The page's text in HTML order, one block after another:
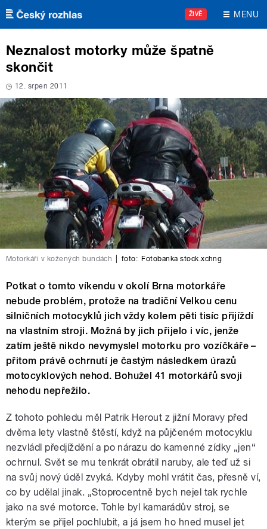
Přejít k hlavnímu obsahu
ŽIVĚ MENU
Neznalost motorky může špatně
skončit
12. srpen 2011
Motorkáři v kožených bundách foto: Fotobanka stock.xchng
Potkat o tomto víkendu v okolí Brna motorkáře
nebude problém, protože na tradiční Velkou cenu
silničních motocyklů jich vždy kolem pěti tisíc přijíždí
na vlastním stroji. Možná by jich přijelo i víc, jenže
zatím ještě nikdo nevymyslel motorku pro vozíčkáře –
přitom právě ochrnutí je častým následkem úrazů
motocyklových nehod. Bohužel 41 motorkářů svoji
nehodu nepřežilo.
Z tohoto pohledu měl Patrik Herout z jižní Moravy před
dvěma lety vlastně štěstí, když na půjčeném motocyklu
nezvládl předjíždění a po nárazu do kamenné zídky „jen“
ochrnul. Svět se mu tenkrát obrátil naruby, ale teď už si
na svůj nový úděl zvyká. Kdyby mohl vrátit čas, přesně ví,
co by udělal jinak. „Stoprocentně bych nejel tak rychle
jako na své motorce. Tohle byl kamarádův stroj, se
kterým se přijel pochlubit, a já jsem ho hned musel jet